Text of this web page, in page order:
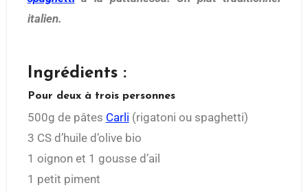
italien.
Ingrédients :
Pour deux à trois personnes
500g de pâtes Carli (rigatoni ou spaghetti)
3 CS d’huile d’olive bio
1 oignon et 1 gousse d’ail
1 petit piment